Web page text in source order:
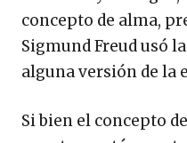
concepto de alma,
Sigmund Freud usó
alguna versión de la
Si bien el concepto